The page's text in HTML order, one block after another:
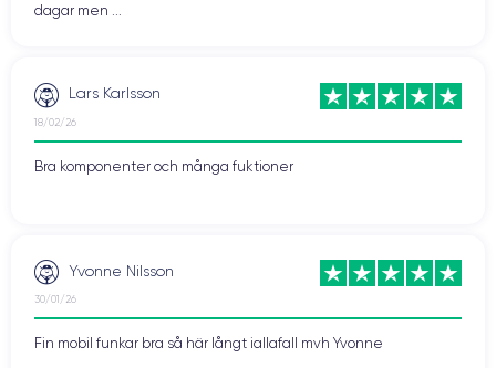
dagar men ...
Lars Karlsson
18/02/26
Bra komponenter och många fuktioner
Yvonne Nilsson
30/01/26
Fin mobil funkar bra så här långt iallafall mvh Yvonne